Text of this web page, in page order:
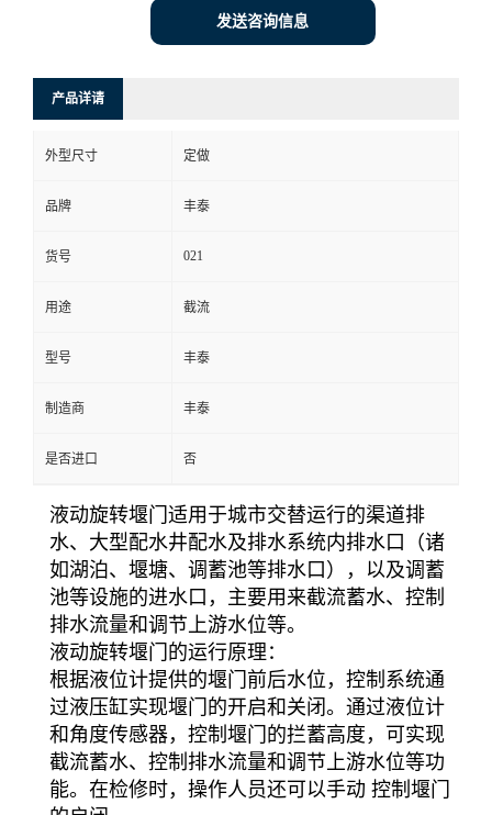
发送咨询信息
产品详请
外型尺寸 定做
品牌 丰泰
货号 021
用途 截流
型号 丰泰
制造商 丰泰
是否进口 否
液动旋转堰门适用于城市交替运行的渠道排
水、大型配水井配水及排水系统内排水口（诸
如湖泊、堰塘、调蓄池等排水口），以及调蓄
池等设施的进水口，主要用来截流蓄水、控制
排水流量和调节上游水位等。
液动旋转堰门的运行原理：
根据液位计提供的堰门前后水位，控制系统通
过液压缸实现堰门的开启和关闭。通过液位计
和角度传感器，控制堰门的拦蓄高度，可实现
截流蓄水、控制排水流量和调节上游水位等功
能。在检修时，操作人员还可以手动 控制堰门